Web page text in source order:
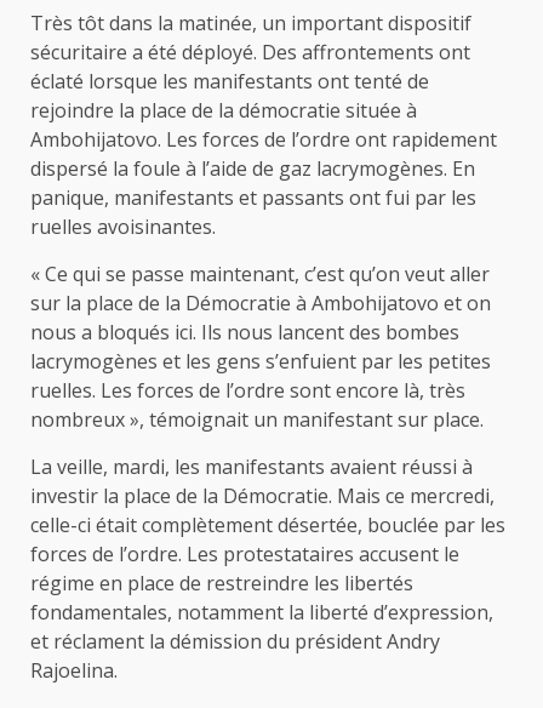
Très tôt dans la matinée, un important dispositif
sécuritaire a été déployé. Des affrontements ont
éclaté lorsque les manifestants ont tenté de
rejoindre la place de la démocratie située à
Ambohijatovo. Les forces de l’ordre ont rapidement
dispersé la foule à l’aide de gaz lacrymogènes. En
panique, manifestants et passants ont fui par les
ruelles avoisinantes.
« Ce qui se passe maintenant, c’est qu’on veut aller
sur la place de la Démocratie à Ambohijatovo et on
nous a bloqués ici. Ils nous lancent des bombes
lacrymogènes et les gens s’enfuient par les petites
ruelles. Les forces de l’ordre sont encore là, très
nombreux », témoignait un manifestant sur place.
La veille, mardi, les manifestants avaient réussi à
investir la place de la Démocratie. Mais ce mercredi,
celle-ci était complètement désertée, bouclée par les
forces de l’ordre. Les protestataires accusent le
régime en place de restreindre les libertés
fondamentales, notamment la liberté d’expression,
et réclament la démission du président Andry
Rajoelina.